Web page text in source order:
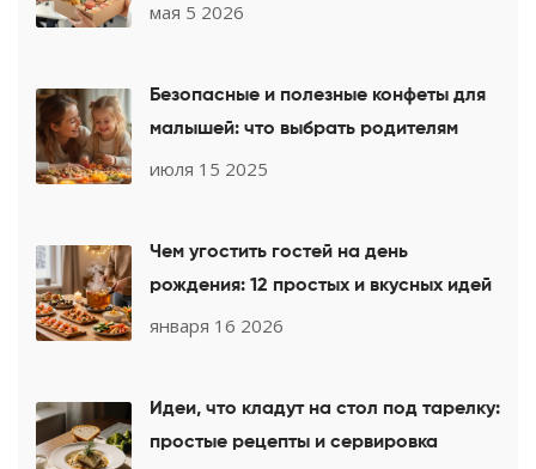
этикета
мая 5 2026
Безопасные и полезные конфеты для
малышей: что выбрать родителям
июля 15 2025
Чем угостить гостей на день
рождения: 12 простых и вкусных идей
января 16 2026
Идеи, что кладут на стол под тарелку:
простые рецепты и сервировка